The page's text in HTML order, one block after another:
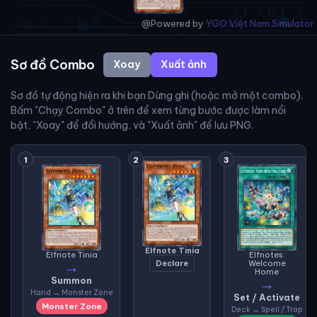
@Powered by YGO Việt Nam Simulator
Sơ đồ Combo Xoay Xuất ảnh
Sơ đồ tự động hiện ra khi bạn Dừng ghi (hoặc mở một combo).
Bấm "Chạy Combo" ở trên để xem từng bước được làm nổi
bật, "Xoay" để đổi hướng, và "Xuất ảnh" để lưu PNG.
1
Elfnote Tinia
→
Summon
Hand → Monster Zone
Monster Zone
2
Elfnote Tinia
Declare
3
Elfnotes:
Welcome
Home
→
Set / Activate
Deck → Spell / Trap